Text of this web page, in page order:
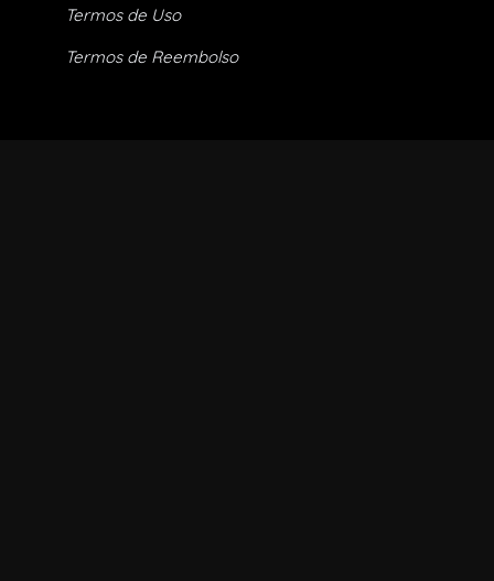
Termos de Uso
Termos de Reembolso